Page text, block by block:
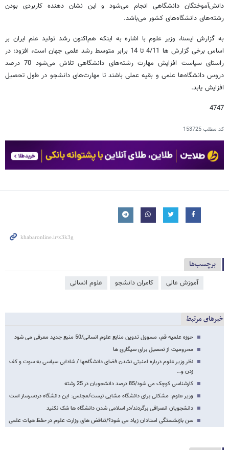
دانش‌آموختگان دانشگاهی انجام می‌شود و این نشان دهنده کاربردی بودن
رشته‌های دانشگاه‌های کشور می‌باشد.
به گزارش ایسنا، وزیر علوم با اشاره به اینکه هم‌اکنون رشد تولید علم ایران بر
اساس برخی گزارش ها 4/11 تا 14 برابر متوسط رشد علمی جهان است، افزود: در
راستای سیاست افزایش مهارت رشته‌های دانشگاهی تلاش می‌شود 70 درصد
دروس دانشگاه‌ها علمی و بقیه عملی باشند تا مهارت‌های دانشجو در طول تحصیل
افزایش یابد.
4747
کد مطلب153725
برچسب‌ها
آموزش عالی کامران دانشجو علوم انسانی
خبرهای مرتبط
حوزه علمیه قم، مسوول تدوین منابع علوم انسانی/50 منبع جدید معرفی می شود
محرومیت از تحصیل برای سیگاری ها
نظر وزیر علوم درباره امنیتی نشدن فضای دانشگاهها / شادابی سیاسی به سوت و کف
زدن و…
کارشناسی کوچک می شود/85 درصد دانشجویان در 25 رشته
وزیر علوم: مشکلی برای دانشگاه مشایی نیست/مجلس: این دانشگاه دردسرساز است
دانشجویان انصرافی برگردند/در اسلامی شدن دانشگاه ها شک نکنید
سن بازنشستگی استادان زیاد می شود؟/تناقض های وزارت علوم در حفظ هیات علمی